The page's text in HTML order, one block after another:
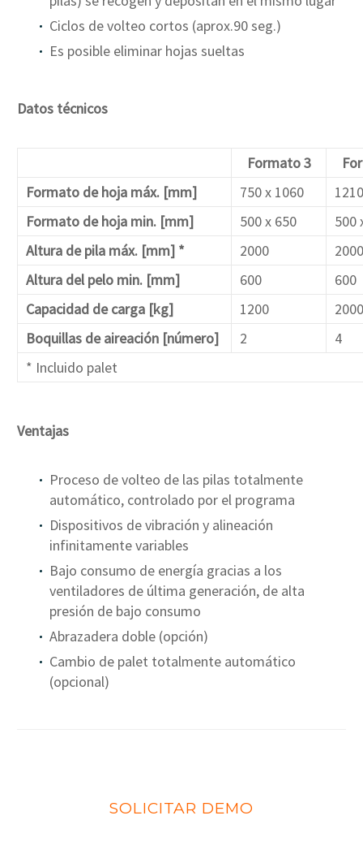
Ciclos de volteo cortos (aprox.90 seg.)
Es posible eliminar hojas sueltas
Datos técnicos
Formato 3
Formato de hoja máx. [mm]
750 x 1060
Formato de hoja min. [mm]
500 x 650
500
Altura de pila máx. [mm] *
2000
2000
Altura del pelo min. [mm]
600
600
Capacidad de carga [kg]
1200
2000
Boquillas de aireación [número]
2
4
* Incluido palet
Ventajas
Proceso de volteo de las pilas totalmente
automático, controlado por el programa
Dispositivos de vibración y alineación
infinitamente variables
Bajo consumo de energía gracias a los
ventiladores de última generación, de alta
presión de bajo consumo
Abrazadera doble (opción)
Cambio de palet totalmente automático
(opcional)
SOLICITAR DEMO